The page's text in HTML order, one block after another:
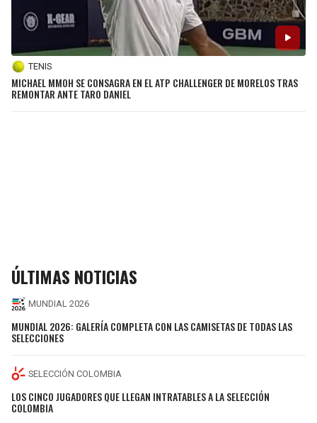
TENIS
MICHAEL MMOH SE CONSAGRA EN EL ATP CHALLENGER DE MORELOS TRAS
REMONTAR ANTE TARO DANIEL
ÚLTIMAS NOTICIAS
MUNDIAL 2026
MUNDIAL 2026: GALERÍA COMPLETA CON LAS CAMISETAS DE TODAS LAS
SELECCIONES
SELECCIÓN COLOMBIA
LOS CINCO JUGADORES QUE LLEGAN INTRATABLES A LA SELECCIÓN
COLOMBIA